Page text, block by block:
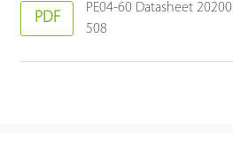
PDF
PE04-60 Datasheet 20200
508